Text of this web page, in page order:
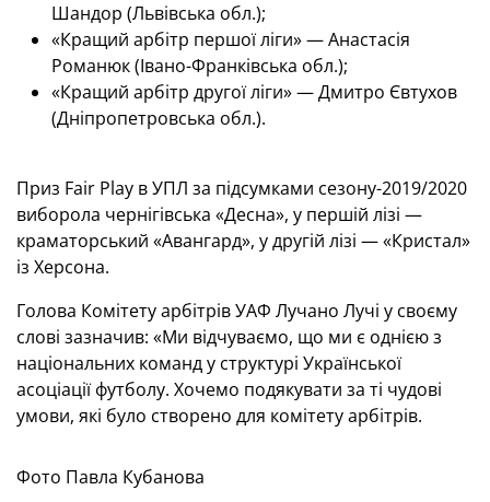
Шандор (Львівська обл.);
«Кращий арбітр першої ліги» — Анастасія
Романюк (Івано-Франківська обл.);
«Кращий арбітр другої ліги» — Дмитро Євтухов
(Дніпропетровська обл.).
Приз Fair Play в УПЛ за підсумками сезону-2019/2020
виборола чернігівська «Десна», у першій лізі —
краматорський «Авангард», у другій лізі — «Кристал»
із Херсона.
Голова Комітету арбітрів УАФ Лучано Лучі у своєму
слові зазначив: «Ми відчуваємо, що ми є однією з
національних команд у структурі Української
асоціації футболу. Хочемо подякувати за ті чудові
умови, які було створено для комітету арбітрів.
Фото Павла Кубанова